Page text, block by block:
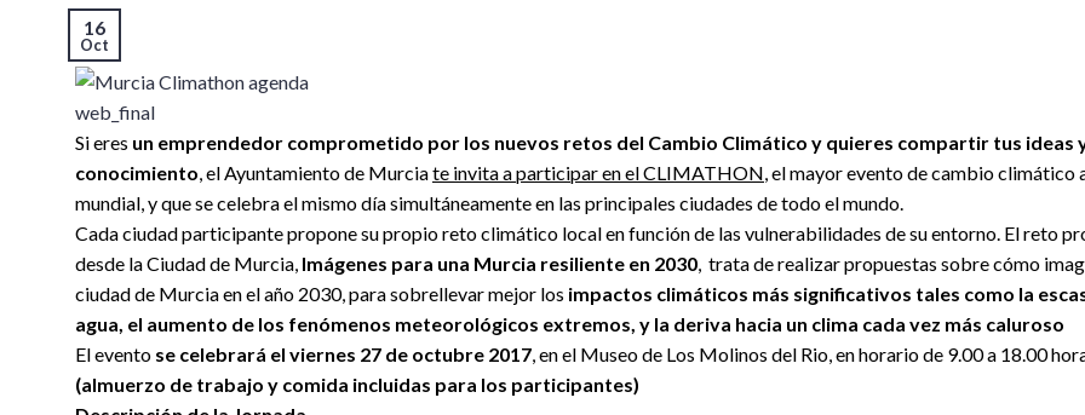
16
Oct
Si eres un emprendedor comprometido por los nuevos retos del Cambio Climático y quieres compartir tus ideas
conocimiento , el Ayuntamiento de Murciate invita a participar en el CLIMATHON , el mayor evento de cambio climático
mundial, y que se celebra el mismo día simultáneamente en las principales ciudades de todo el mundo.
Cada ciudad participante propone su propio reto climático local en función de las vulnerabilidades de su entorno. El reto
desde la Ciudad de Murcia, Imágenes para una Murcia resiliente en 2030 , trata de realizar propuestas sobre cómo
ciudad de Murcia en el año 2030, para sobrellevar mejor los impactos climáticos más significativos tales como la
agua, el aumento de los fenómenos meteorológicos extremos, y la deriva hacia un clima cada vez más caluroso
El evento se celebrará el viernes 27 de octubre 2017 , en el Museo de Los Molinos del Rio, en horario de 9.00 a 18.00
(almuerzo de trabajo y comida incluidas para los participantes)